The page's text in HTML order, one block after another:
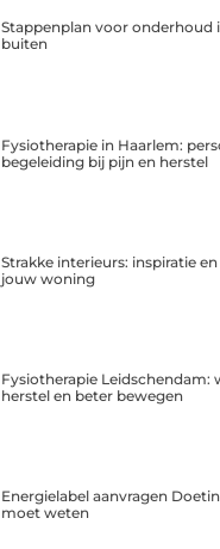
Stappenplan voor onderhoud
buiten
Fysiotherapie in Haarlem:
begeleiding bij pijn en herstel
Strakke interieurs: inspiratie
jouw woning
Fysiotherapie Leidschendam:
herstel en beter bewegen
Energielabel aanvragen
moet weten